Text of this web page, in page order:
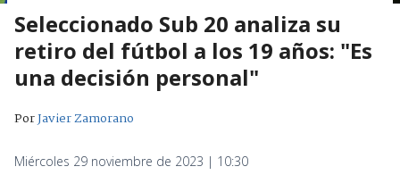
Seleccionado Sub 20 analiza su
retiro del fútbol a los 19 años: "Es
una decisión personal"
PorJavier Zamorano
Miércoles 29 noviembre de 2023 | 10:30